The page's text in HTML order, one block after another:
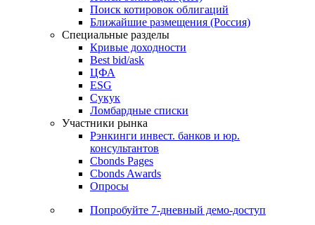
Облигации
Поиски
Поиск облигаций & Карты рынка
Поиск облигаций (ИИ)
Поиск котировок облигаций
Ближайшие размещения (Россия)
Специальные разделы
Кривые доходности
Best bid/ask
ЦФА
ESG
Сукук
Ломбардные списки
Участники рынка
Рэнкинги инвест. банков и юр.
Cbonds Pages